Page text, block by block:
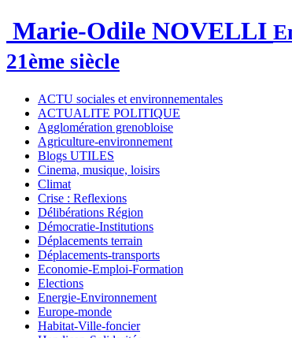
Marie-Odile NOVELLI
21ème siècle
ACTU sociales et environnementales
ACTUALITE POLITIQUE
Agglomération grenobloise
Agriculture-environnement
Blogs UTILES
Cinema, musique, loisirs
Climat
Crise : Reflexions
Délibérations Région
Démocratie-Institutions
Déplacements terrain
Déplacements-transports
Economie-Emploi-Formation
Elections
Energie-Environnement
Europe-monde
Habitat-Ville-foncier